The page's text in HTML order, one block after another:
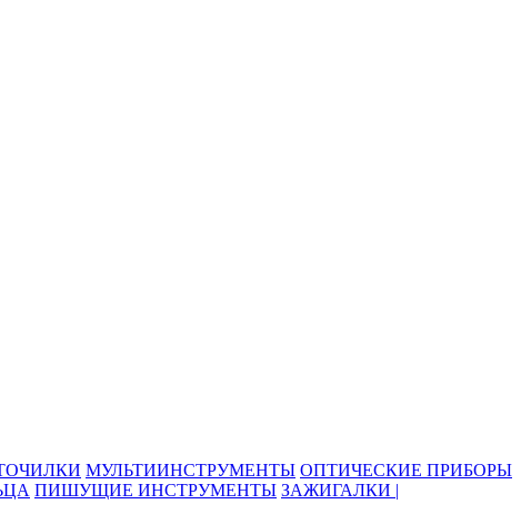
МУЛЬТИИНСТРУМЕНТЫ ОПТИЧЕСКИЕ ПРИБОРЫ
ПИШУЩИЕ ИНСТРУМЕНТЫ ЗАЖИГАЛКИ |